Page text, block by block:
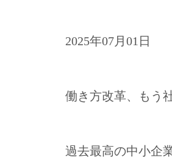
2025年07月01日
働き方改革、もう
過去最高の中小企